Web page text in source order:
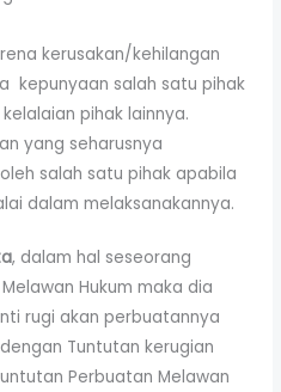
kerusakan/kehilangan
kepunyaan salah satu pihak
pihak lainnya.
yang seharusnya
salah satu pihak apabila
dalam melaksanakannya.
, dalam hal seseorang
Hukum maka dia
rugi akan perbuatannya
Tuntutan kerugian
Perbuatan Melawan